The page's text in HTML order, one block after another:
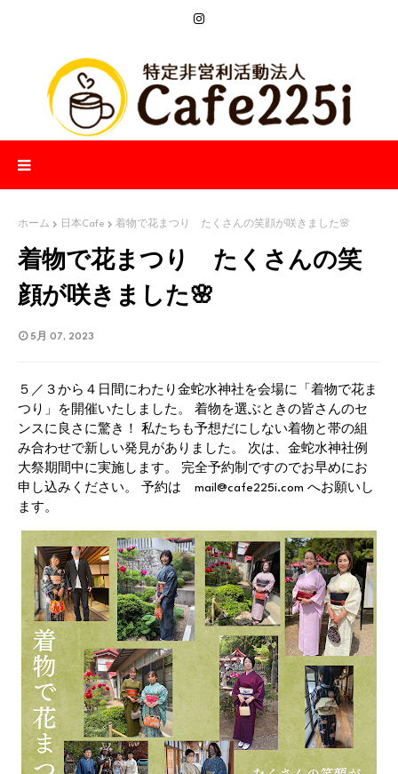
ホーム 日本Cafe 着物で花まつり たくさんの笑顔が咲きました🌸
着物で花まつり たくさんの笑
顔が咲きました🌸
5月 07, 2023
５／３から４日間にわたり金蛇水神社を会場に「着物で花ま
つり」を開催いたしました。 着物を選ぶときの皆さんのセ
ンスに良さに驚き！ 私たちも予想だにしない着物と帯の組
み合わせで新しい発見がありました。 次は、金蛇水神社例
大祭期間中に実施します。 完全予約制ですのでお早めにお
申し込みください。 予約は mail@cafe225i.com へお願いし
ます。